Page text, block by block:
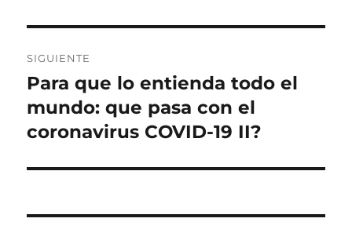
SIGUIENTE
Entrada
siguiente:
Para que lo entienda todo el
mundo: que pasa con el
coronavirus COVID-19 II?